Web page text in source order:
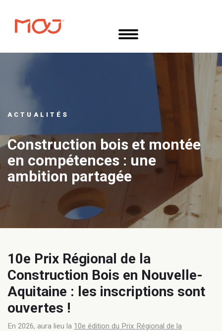
contenu
ACTUALITÉS
Construction bois et montée
en compétences : une
ambition partagée
10e Prix Régional de la
Construction Bois en Nouvelle-
Aquitaine : les inscriptions sont
ouvertes !
En 2026, aura lieu la 10e édition du Prix Régional de la